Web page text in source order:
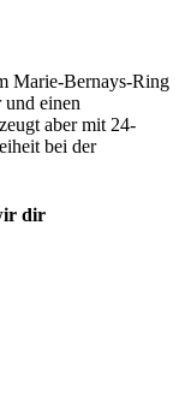
Marie-Bernays-Ring
einen
aber mit 24-
bei der
dir